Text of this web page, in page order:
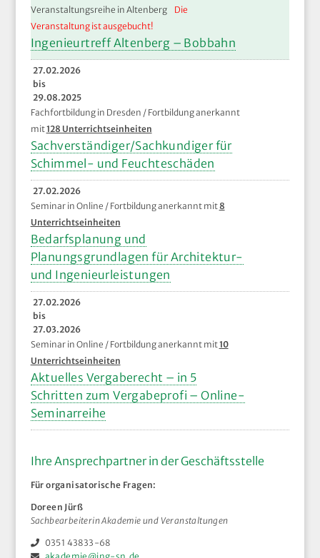
Veranstaltungsreihe in Altenberg Die
Veranstaltung ist ausgebucht!
Ingenieurtreff Altenberg – Bobbahn
27.02.2026
bis
29.08.2025
Fachfortbildung in Dresden / Fortbildung anerkannt
mit128 Unterrichtseinheiten
Sachverständiger/Sachkundiger für
Schimmel- und Feuchteschäden
27.02.2026
Seminar in Online / Fortbildung anerkannt mit8
Unterrichtseinheiten
Bedarfsplanung und
Planungsgrundlagen für Architektur-
und Ingenieurleistungen
27.02.2026
bis
27.03.2026
Seminar in Online / Fortbildung anerkannt mit10
Unterrichtseinheiten
Aktuelles Vergaberecht – in 5
Schritten zum Vergabeprofi – Online-
Seminarreihe
Ihre Ansprechpartner in der Geschäftsstelle
Für organisatorische Fragen:
Doreen Jürß
Sachbearbeiterin Akademie und Veranstaltungen
0351 43833-68